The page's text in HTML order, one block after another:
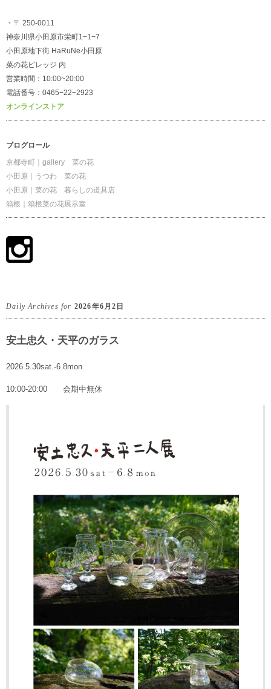
・〒 250-0011
神奈川県小田原市栄町1−1−7
小田原地下街 HaRuNe小田原
菜の花ビレッジ 内
営業時間：10:00~20:00
電話番号：0465−22−2923
オンラインストア
ブログロール
京都寺町｜gallery 菜の花
小田原｜うつわ 菜の花
小田原｜菜の花 暮らしの道具店
箱根｜箱根菜の花展示室
Daily Archives for 2026年6月2日
安土忠久・天平のガラス
2026.5.30sat.-6.8mon
10:00-20:00 会期中無休